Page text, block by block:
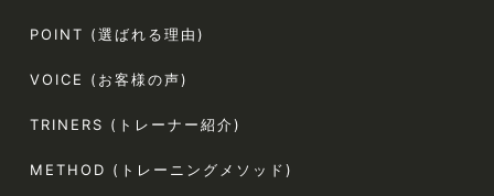
POINT (選ばれる理由)
VOICE (お客様の声)
TRINERS (トレーナー紹介)
METHOD (トレーニングメソッド)